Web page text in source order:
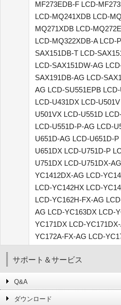
MF273EDB-F LCD-
LCD-MQ241XDB LCD-
MQ271XDB LCD-
LCD-MQ322XDB-A LCD-
SAX151DB-T LCD-
LCD-SAX151DW-AG
SAX191DB-AG LCD-
AG LCD-SU551EPB
LCD-U431DX LCD-
U501VX LCD-U551D
LCD-U551D-P-AG LCD-
U651D-AG LCD-U651D-
U651DX LCD-U751D-P
U751DX LCD-U751DX-
YC1412DX-AG LCD-
LCD-YC142HX LCD-
LCD-YC162H-FX-AG
AG LCD-YC163DX LCD-
YC171DX LCD-
YC172A-FX-AG LCD-
サポート＆サービス
Q&A
ダウンロード